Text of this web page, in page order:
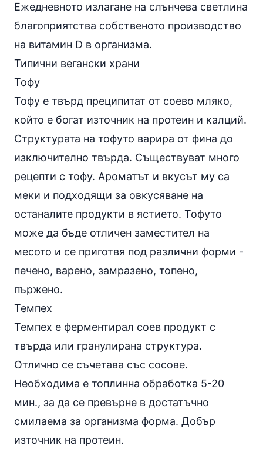
Ежедневното излагане на слънчева светлина
благоприятства собственото производство
на витамин D в организма.
Типични вегански храни
Тофу
Тофу е твърд преципитат от соево мляко,
който е богат източник на протеин и калций.
Структурата на тофуто варира от фина до
изключително твърда. Съществуват много
рецепти с тофу. Ароматът и вкусът му са
меки и подходящи за овкусяване на
останалите продукти в ястието. Тофуто
може да бъде отличен заместител на
месото и се приготвя под различни форми -
печено, варено, замразено, топено,
пържено.
Темпех
Темпех е ферментирал соев продукт с
твърда или гранулирана структура.
Отлично се съчетава със сосове.
Необходима е топлинна обработка 5-20
мин., за да се превърне в достатъчно
смилаема за организма форма. Добър
източник на протеин.